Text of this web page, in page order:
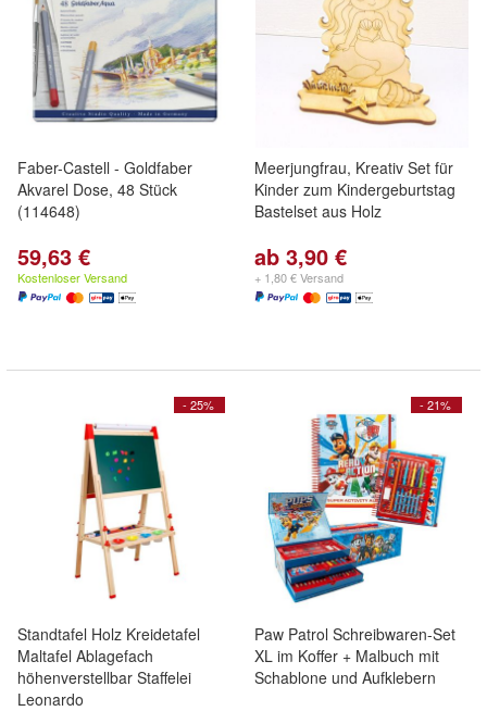
Faber-Castell - Goldfaber
Akvarel Dose, 48 Stück
(114648)
59,63 €
Kostenloser Versand
Meerjungfrau, Kreativ Set für
Kinder zum Kindergeburtstag
Bastelset aus Holz
ab 3,90 €
+ 1,80 € Versand
- 25%
Standtafel Holz Kreidetafel
Maltafel Ablagefach
höhenverstellbar Staffelei
Leonardo
- 21%
Paw Patrol Schreibwaren-Set
XL im Koffer + Malbuch mit
Schablone und Aufklebern